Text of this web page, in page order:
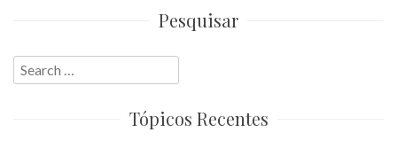
Pesquisar
Search
for:
Tópicos Recentes